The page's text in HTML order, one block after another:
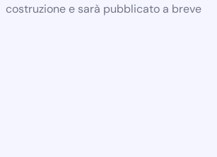
costruzione e sarà pubblicato a breve